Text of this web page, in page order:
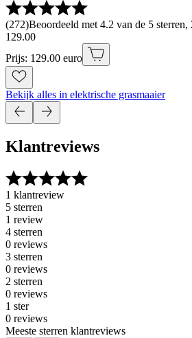
(272)Beoordeeld met 4.2 van de 5
129.00
Prijs: 129.00 euro
Bekijk alles in elektrische grasmaaier
Klantreviews
1 klantreview
5 sterren
1 review
4 sterren
0 reviews
3 sterren
0 reviews
2 sterren
0 reviews
1 ster
0 reviews
Meeste sterren klantreviews